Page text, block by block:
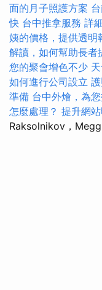
面的月子照護方案
快 台中推拿服務 詳
姨的價格，提供透明
解讀，如何幫助長者
您的聚會增色不少
如何進行公司設立
準備 台中外燴，為
怎麼處理？ 提升網
Raksolnikov，